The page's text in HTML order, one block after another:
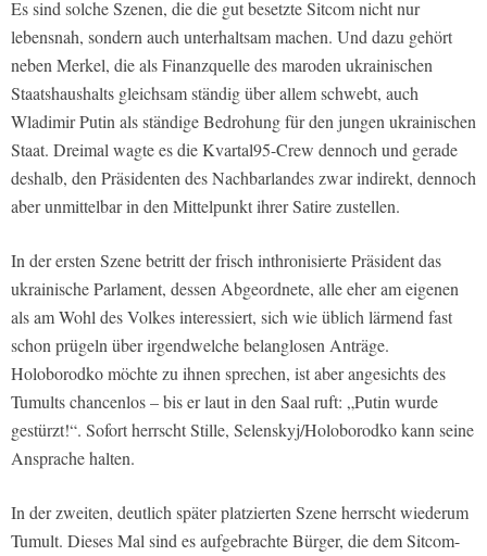
Es sind solche Szenen, die die gut besetzte Sitcom nicht nur
lebensnah, sondern auch unterhaltsam machen. Und dazu gehört
neben Merkel, die als Finanzquelle des maroden ukrainischen
Staatshaushalts gleichsam ständig über allem schwebt, auch
Wladimir Putin als ständige Bedrohung für den jungen ukrainischen
Staat. Dreimal wagte es die Kvartal95-Crew dennoch und gerade
deshalb, den Präsidenten des Nachbarlandes zwar indirekt, dennoch
aber unmittelbar in den Mittelpunkt ihrer Satire zustellen.
In der ersten Szene betritt der frisch inthronisierte Präsident das
ukrainische Parlament, dessen Abgeordnete, alle eher am eigenen
als am Wohl des Volkes interessiert, sich wie üblich lärmend fast
schon prügeln über irgendwelche belanglosen Anträge.
Holoborodko möchte zu ihnen sprechen, ist aber angesichts des
Tumults chancenlos – bis er laut in den Saal ruft: „Putin wurde
gestürzt!“. Sofort herrscht Stille, Selenskyj/Holoborodko kann seine
Ansprache halten.
In der zweiten, deutlich später platzierten Szene herrscht wiederum
Tumult. Dieses Mal sind es aufgebrachte Bürger, die dem Sitcom-